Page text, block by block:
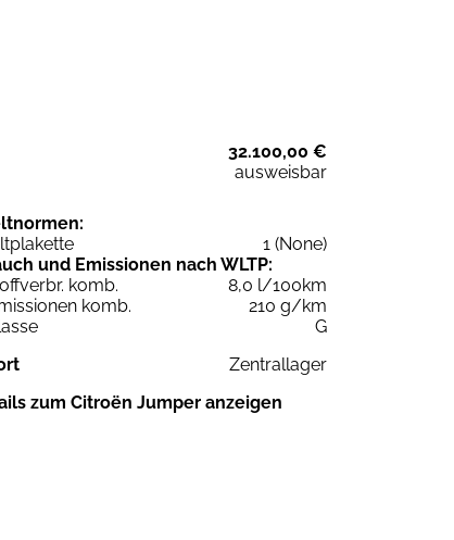
32.100,00 €
ausweisbar
1 (None)
und Emissionen nach WLTP:
komb.
8,0 l/100km
komb.
210 g/km
G
Zentrallager
zum Citroën Jumper anzeigen